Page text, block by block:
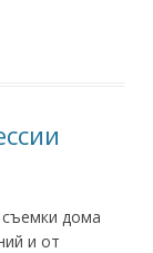
дома
и от